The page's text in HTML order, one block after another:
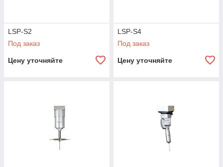
LSP-S2
Под заказ
Цену уточняйте
LSP-S4
Под заказ
Цену уточняйте